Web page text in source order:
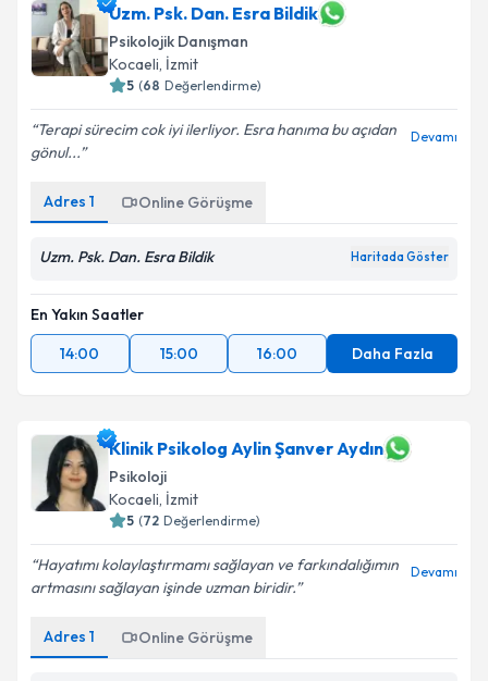
Uzm. Psk. Dan. Esra Bildik
Psikolojik Danışman
Kocaeli, İzmit
5 (68 Değerlendirme)
Terapi sürecim cok iyi ilerliyor. Esra hanıma bu açıdan
gönul...
Devamı
Adres 1 Online Görüşme
Uzm. Psk. Dan. Esra Bildik Haritada Göster
En Yakın Saatler
14:00
15:00 16:00 Daha Fazla
Klinik Psikolog Aylin Şanver Aydın
Psikoloji
Kocaeli, İzmit
5 (72 Değerlendirme)
Hayatımı kolaylaştırmamı sağlayan ve farkındalığımın
artmasını sağlayan işinde uzman biridir.
Devamı
Adres 1 Online Görüşme